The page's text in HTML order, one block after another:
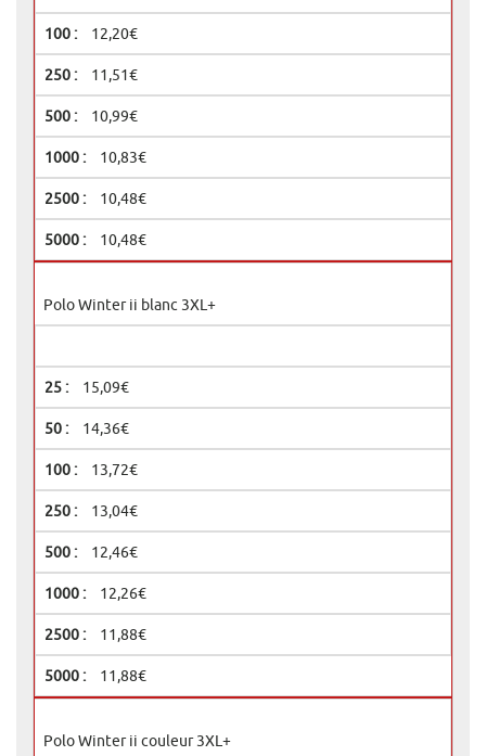
12,20€
11,51€
10,99€
10,83€
10,48€
10,48€
Polo Winter ii blanc 3XL+
15,09€
14,36€
13,72€
13,04€
12,46€
12,26€
11,88€
11,88€
Polo Winter ii couleur 3XL+